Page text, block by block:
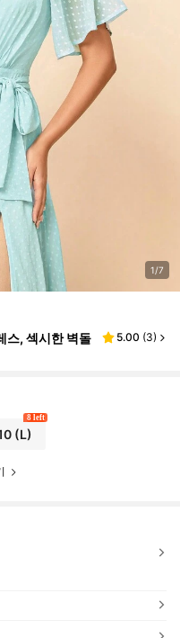
1/7
스, 섹시한 벽돌
5.00 (3)
(L)
8 left